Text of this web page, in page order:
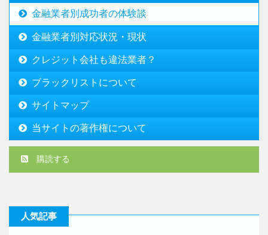
金融業者別成功者の体験談
金融業者別対応状況・現状
クレジット会社も違法業者？
ブラックリストについて
サイトマップ
当サイトの著作権について
購読する
人気記事